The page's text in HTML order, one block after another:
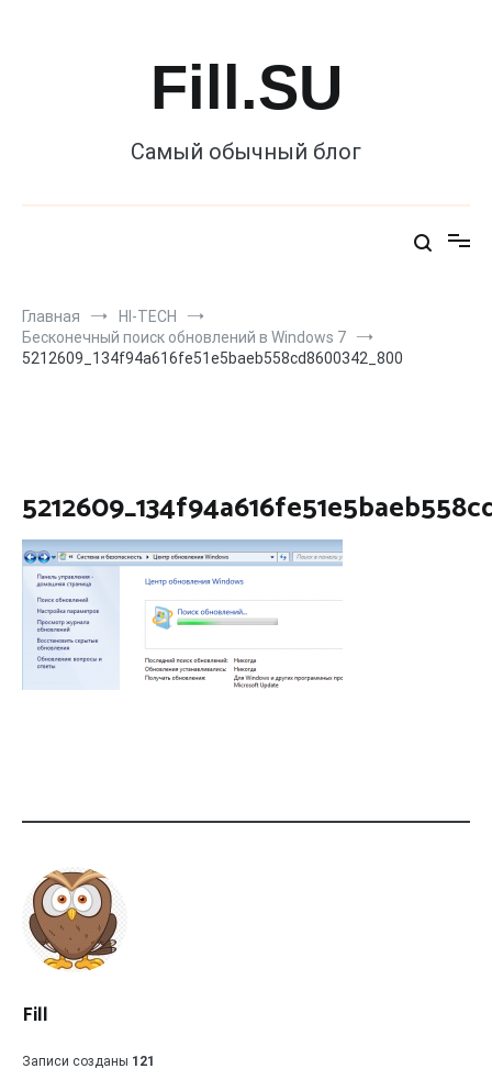
Fill.SU
Самый обычный блог
Главная
HI-TECH
Бесконечный поиск обновлений в Windows 7
5212609_134f94a616fe51e5baeb558cd8600342_800
Fill
Записи созданы 121